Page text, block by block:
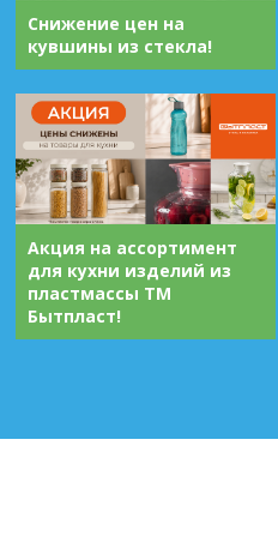
Снижение цен на
кувшины из стекла!
Акция на ассортимент
для кухни изделий из
пластмассы ТМ
Бытпласт!